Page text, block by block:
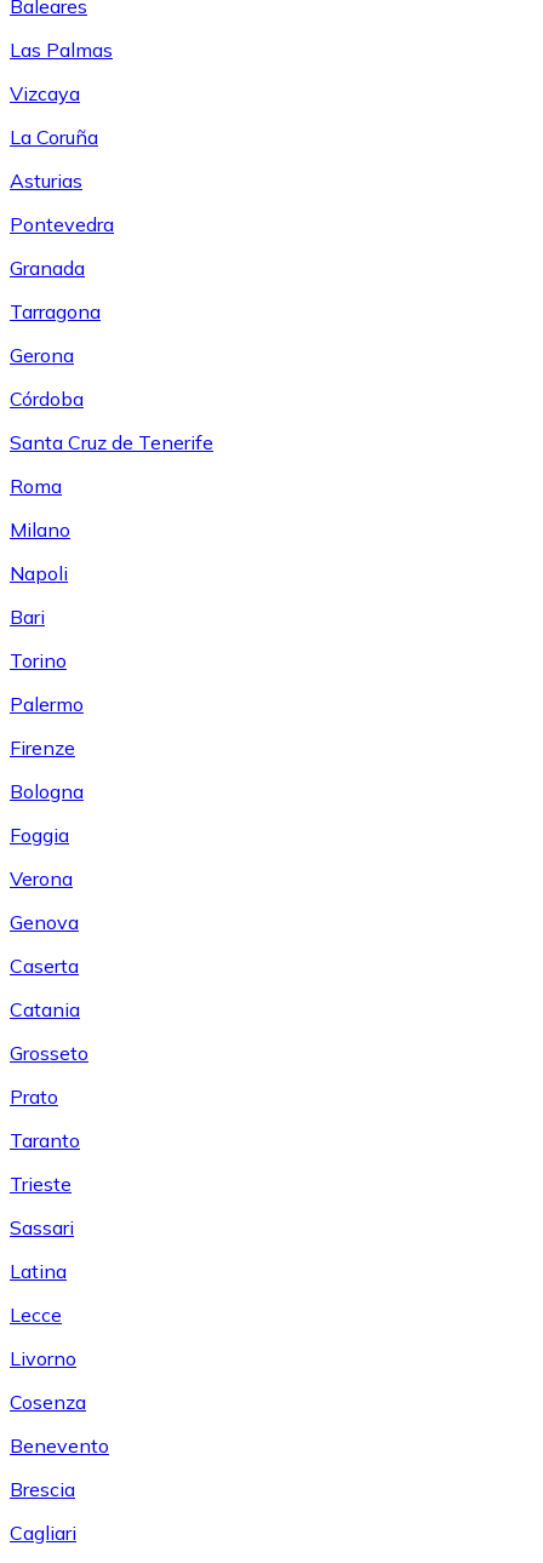
Baleares
Las Palmas
Vizcaya
La Coruña
Asturias
Pontevedra
Granada
Tarragona
Gerona
Córdoba
Santa Cruz de Tenerife
Roma
Milano
Napoli
Bari
Torino
Palermo
Firenze
Bologna
Foggia
Verona
Genova
Caserta
Catania
Grosseto
Prato
Taranto
Trieste
Sassari
Latina
Lecce
Livorno
Cosenza
Benevento
Brescia
Cagliari